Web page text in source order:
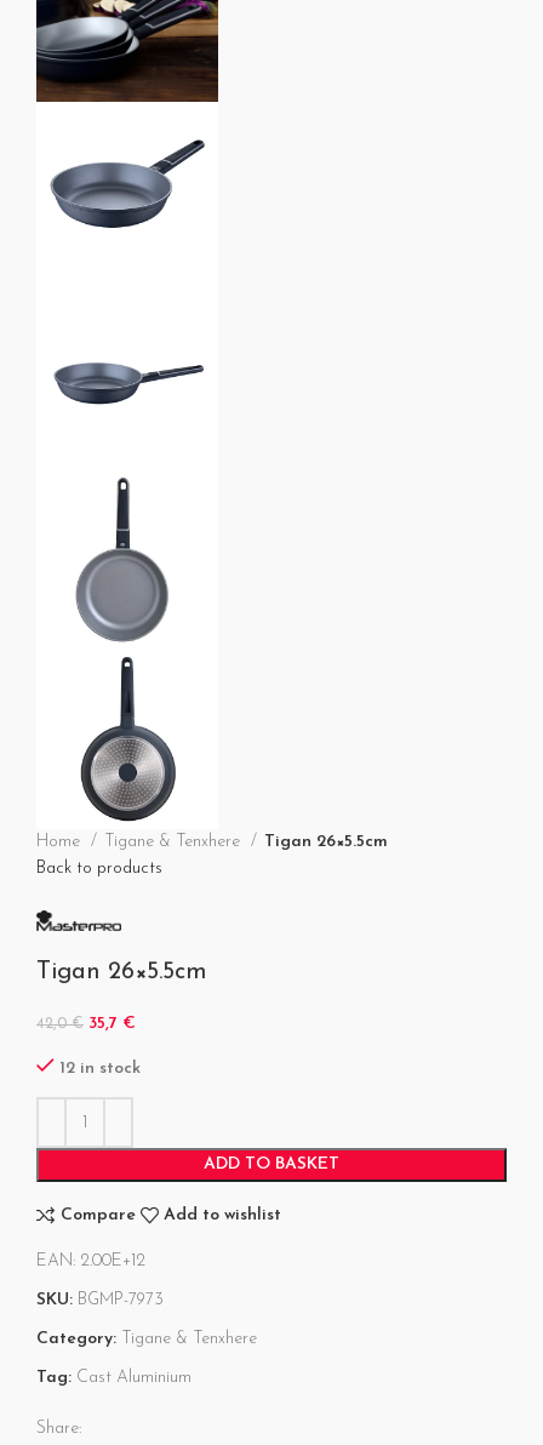
Home Tigane & Tenxhere
Tigan 26×5.5cm
Back to products
Tigan 26×5.5cm
42,0€ 35,7 €
12 in stock
ADD TO BASKET
Compare Add to wishlist
EAN: 2.00E+12
SKU: BGMP-7973
Category: Tigane & Tenxhere
Tag: Cast Aluminium
Share: